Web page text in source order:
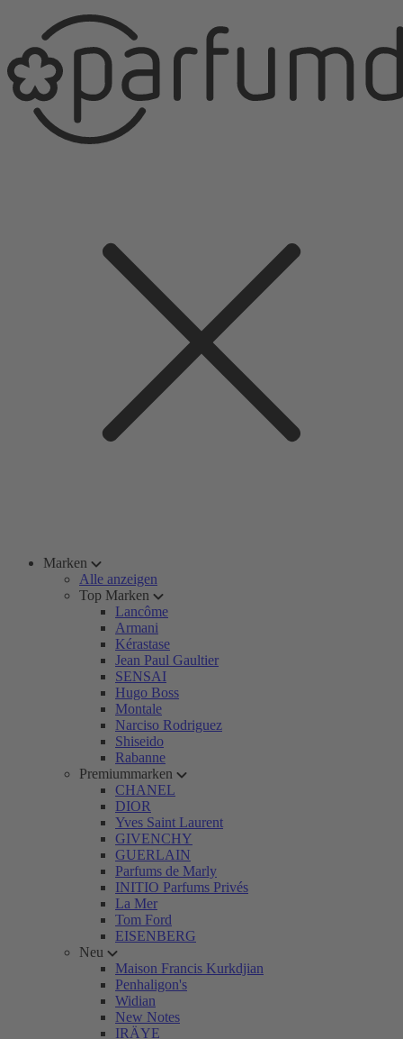
Marken
Alle anzeigen
Top Marken
Lancôme
Armani
Kérastase
Jean Paul Gaultier
SENSAI
Hugo Boss
Montale
Narciso Rodriguez
Shiseido
Rabanne
Premiummarken
CHANEL
DIOR
Yves Saint Laurent
GIVENCHY
GUERLAIN
Parfums de Marly
INITIO Parfums Privés
La Mer
Tom Ford
EISENBERG
Neu
Maison Francis Kurkdjian
Penhaligon's
Widian
New Notes
IRÄYE